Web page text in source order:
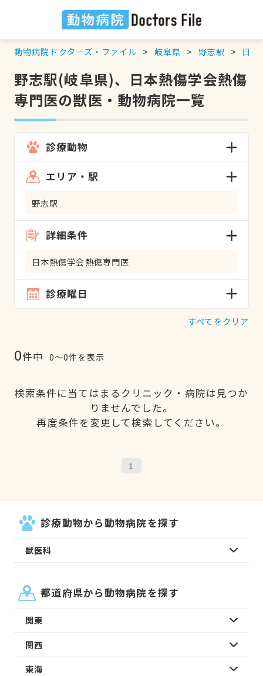
動物病院ドクターズ・ファイル 岐阜県 野志駅 日本
野志駅(岐阜県)、日本熱傷学会熱傷
専門医の獣医・動物病院一覧
診療動物
エリア・駅
野志駅
詳細条件
日本熱傷学会熱傷専門医
診療曜日
すべてをクリア
0件中 0〜0件を表示
検索条件に当てはまるクリニック・病院は見つか
りませんでした。
再度条件を変更して検索してください。
1
診療動物から動物病院を探す
獣医科
都道府県から動物病院を探す
関東
関西
東海